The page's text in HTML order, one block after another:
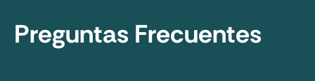
Preguntas Frecuentes